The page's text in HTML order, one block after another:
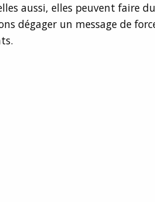
aussi, elles peuvent faire
dégager un message de